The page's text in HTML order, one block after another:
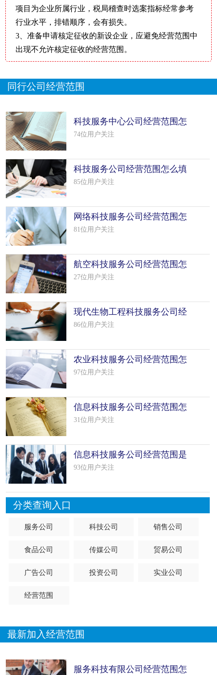
项目为企业所属行业，税局稽查时选案指标经常参考
行业水平，排错顺序，会有损失。
3、准备申请核定征收的新设企业，应避免经营范围中
出现不允许核定征收的经营范围。
同行公司经营范围
科技服务中心公司经营范围怎
么填写
74位用户关注
科技服务公司经营范围怎么填
写（50个
85位用户关注
网络科技服务公司经营范围怎
么填写
81位用户关注
航空科技服务公司经营范围怎
么填写
27位用户关注
现代生物工程科技服务公司经
营范围
86位用户关注
农业科技服务公司经营范围怎
么填写
97位用户关注
信息科技服务公司经营范围怎
么填写
31位用户关注
信息科技服务公司经营范围是
什么（精
93位用户关注
分类查询入口
服务公司 科技公司 销售公司
食品公司 传媒公司 贸易公司
广告公司 投资公司 实业公司
经营范围
最新加入经营范围
服务科技有限公司经营范围怎